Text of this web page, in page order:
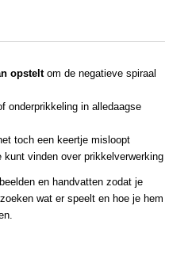
opsteltom de negatieve spiraal
onderprikkeling in alledaagse
toch een keertje misloopt
kunt vinden over prikkelverwerking
en handvatten zodat je
wat er speelt en hoe je hem